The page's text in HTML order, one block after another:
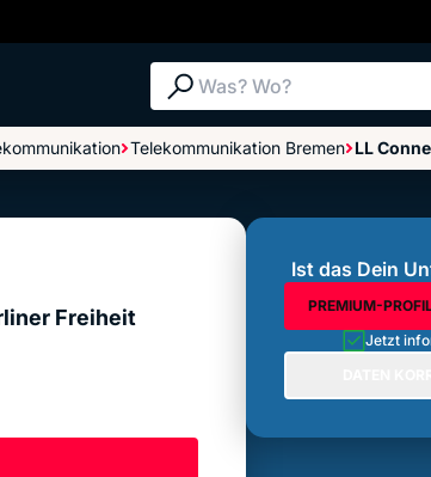
Suche: Was? Wo?
Telekommunikation Bremen LL
Freiheit
Ist das Dein
PREMIUM-
Jetzt